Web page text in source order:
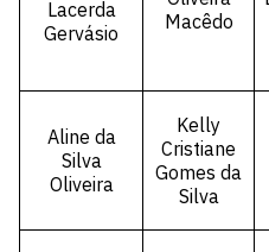
Lacerda
Gervásio
Macêdo
Aline da
Silva
Oliveira
Kelly
Cristiane
Gomes da
Silva